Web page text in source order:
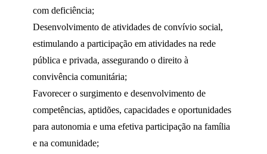
com deficiência;
Desenvolvimento de atividades de convívio social,
estimulando a participação em atividades na rede
pública e privada, assegurando o direito à
convivência comunitária;
Favorecer o surgimento e desenvolvimento de
competências, aptidões, capacidades e oportunidades
para autonomia e uma efetiva participação na família
e na comunidade;